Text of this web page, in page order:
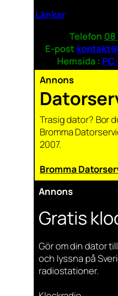
Länkar
Telefon 08
E-post
Hemsida :
Annons
Trasig dator? Bor
Bromma
2007.
Bromma
Annons
Gratis
Gör om din dator
och lyssna på
radiostationer.